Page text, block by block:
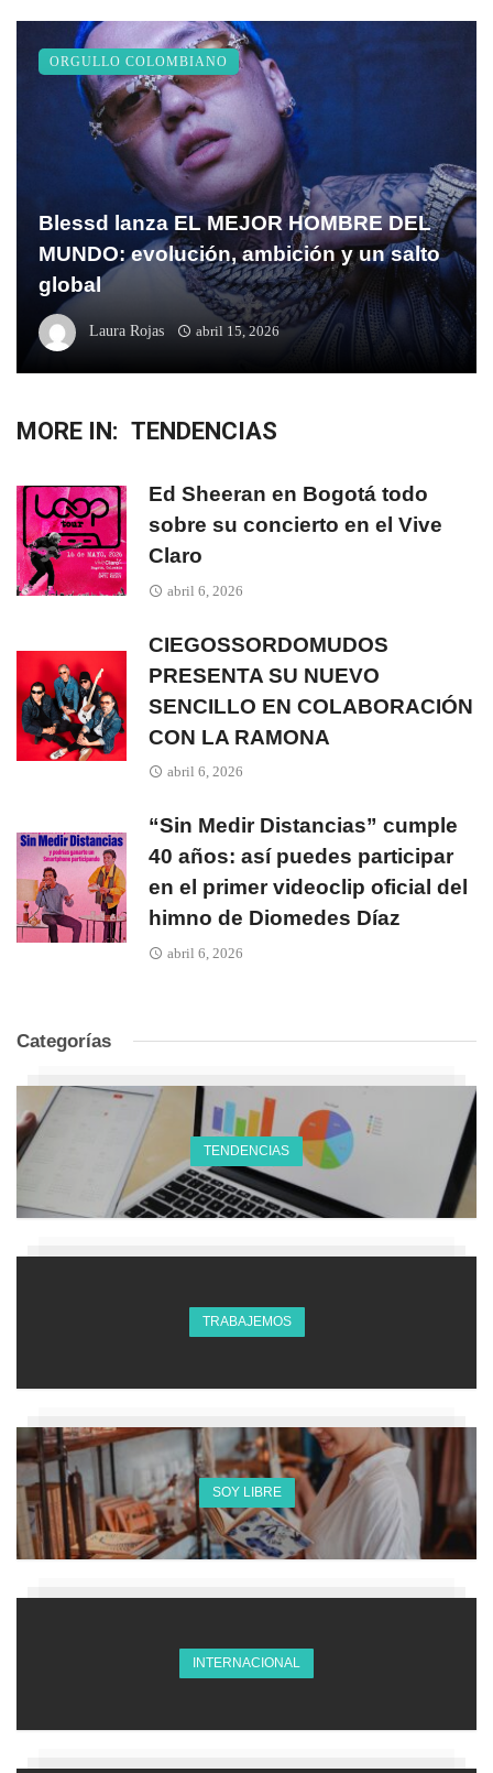
Blessd lanza EL MEJOR HOMBRE DEL
MUNDO: evolución, ambición y un salto
global
Laura Rojas abril 15, 2026
ORGULLO COLOMBIANO
MORE IN: TENDENCIAS
Ed Sheeran en Bogotá todo
sobre su concierto en el Vive
Claro
abril 6, 2026
CIEGOSSORDOMUDOS
PRESENTA SU NUEVO
SENCILLO EN COLABORACIÓN
CON LA RAMONA
abril 6, 2026
“Sin Medir Distancias” cumple
40 años: así puedes participar
en el primer videoclip oficial del
himno de Diomedes Díaz
abril 6, 2026
Categorías
TENDENCIAS
TRABAJEMOS
SOY LIBRE
INTERNACIONAL